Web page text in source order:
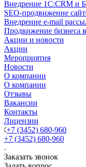
Внедрение 1C:CRM и
SEO-продвижение
Внедрение e-mail
Продвижение бизнеса
Акции и новости
Акции
Мероприятия
Новости
О компании
О компании
Отзывы
Вакансии
Контакты
Лицензии
+7 (3452) 680-960
+7 (3452) 680-960
Заказать звонок